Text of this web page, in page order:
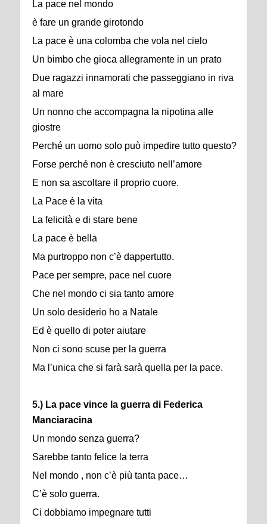
La pace nel mondo
è fare un grande girotondo
La pace è una colomba che vola nel cielo
Un bimbo che gioca allegramente in un prato
Due ragazzi innamorati che passeggiano in riva
al mare
Un nonno che accompagna la nipotina alle
giostre
Perché un uomo solo può impedire tutto questo?
Forse perché non è cresciuto nell’amore
E non sa ascoltare il proprio cuore.
La Pace è la vita
La felicità e di stare bene
La pace è bella
Ma purtroppo non c’è dappertutto.
Pace per sempre, pace nel cuore
Che nel mondo ci sia tanto amore
Un solo desiderio ho a Natale
Ed è quello di poter aiutare
Non ci sono scuse per la guerra
Ma l’unica che si farà sarà quella per la pace.
5.) La pace vince la guerra di Federica
Manciaracina
Un mondo senza guerra?
Sarebbe tanto felice la terra
Nel mondo , non c’è più tanta pace…
C’è solo guerra.
Ci dobbiamo impegnare tutti